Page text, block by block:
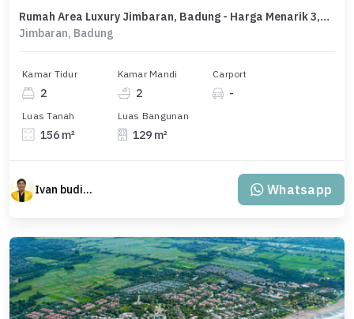
Rumah Area Luxury Jimbaran, Badung - Harga Menarik 3,6 Miliar
Jimbaran, Badung
Kamar Tidur
2
Kamar Mandi
2
Carport
-
Luas Tanah
156 m²
Luas Bangunan
129 m²
Ivan budiman Whatsapp